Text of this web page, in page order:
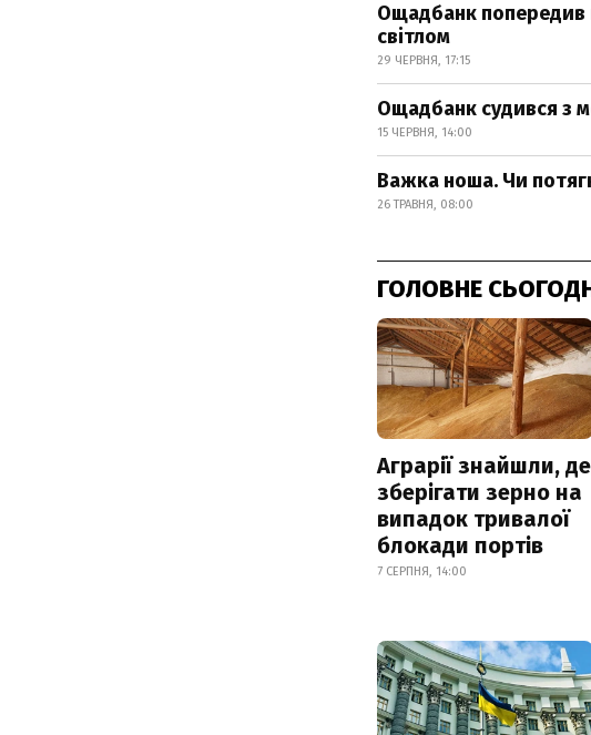
Ощадбанк попередив
світлом
29 ЧЕРВНЯ, 17:15
Ощадбанк судився з
15 ЧЕРВНЯ, 14:00
Важка ноша. Чи
26 ТРАВНЯ, 08:00
ГОЛОВНЕ
Аграрії знайшли, де
зберігати зерно на
випадок тривалої
блокади портів
7 СЕРПНЯ, 14:00